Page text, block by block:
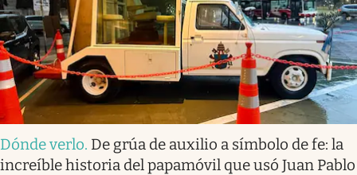
Dónde verlo. De grúa de auxilio a símbolo de fe: la
increíble historia del papamóvil que usó Juan Pablo